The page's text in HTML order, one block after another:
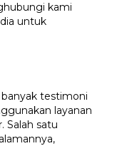
kami
untuk
testimoni
layanan
Salah satu